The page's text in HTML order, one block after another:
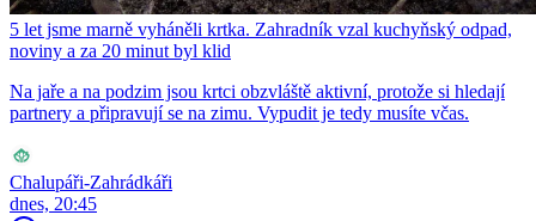
5 let jsme marně vyháněli krtka. Zahradník vzal kuchyňský odpad,
noviny a za 20 minut byl klid
Na jaře a na podzim jsou krtci obzvláště aktivní, protože si hledají
partnery a připravují se na zimu. Vypudit je tedy musíte včas.
Chalupáři-Zahrádkáři
dnes, 20:45